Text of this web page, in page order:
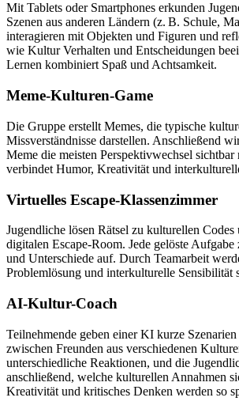
Mit Tablets oder Smartphones erkunden
Szenen aus anderen Ländern (z. B. Schule,
interagieren mit Objekten und Figuren und
wie Kultur Verhalten und Entscheidungen
Lernen kombiniert Spaß und Achtsamkeit.
Meme-Kulturen-Game
Die Gruppe erstellt Memes, die typische
Missverständnisse darstellen. Anschließend
Meme die meisten Perspektivwechsel
verbindet Humor, Kreativität und
Virtuelles Escape-Klassenzimmer
Jugendliche lösen Rätsel zu kulturellen
digitalen Escape-Room. Jede gelöste Aufgabe
und Unterschiede auf. Durch Teamarbeit
Problemlösung und interkulturelle Sensibilität
AI-Kultur-Coach
Teilnehmende geben einer KI kurze
zwischen Freunden aus verschiedenen
unterschiedliche Reaktionen, und die
anschließend, welche kulturellen Annahmen
Kreativität und kritisches Denken werden so